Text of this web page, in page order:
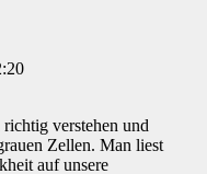
verstehen und
Zellen. Man liest
auf unsere